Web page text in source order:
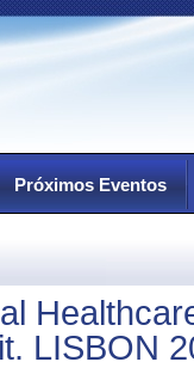
Próximos Eventos
LISBON